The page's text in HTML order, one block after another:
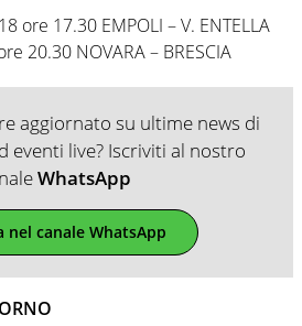
ore 17.30 EMPOLI – V. ENTELLA
20.30 NOVARA – BRESCIA
aggiornato su ultime news di
eventi live? Iscriviti al nostro
WhatsApp
nel canale WhatsApp